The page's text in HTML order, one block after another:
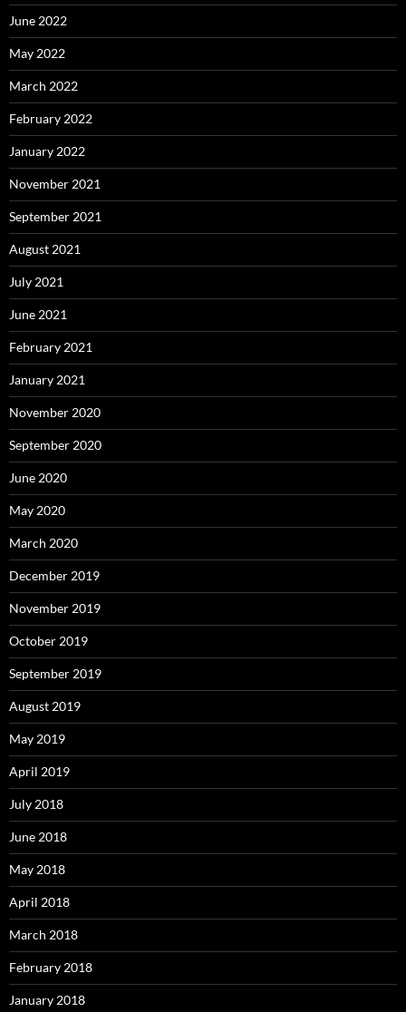
June 2022
May 2022
March 2022
February 2022
January 2022
November 2021
September 2021
August 2021
July 2021
June 2021
February 2021
January 2021
November 2020
September 2020
June 2020
May 2020
March 2020
December 2019
November 2019
October 2019
September 2019
August 2019
May 2019
April 2019
July 2018
June 2018
May 2018
April 2018
March 2018
February 2018
January 2018